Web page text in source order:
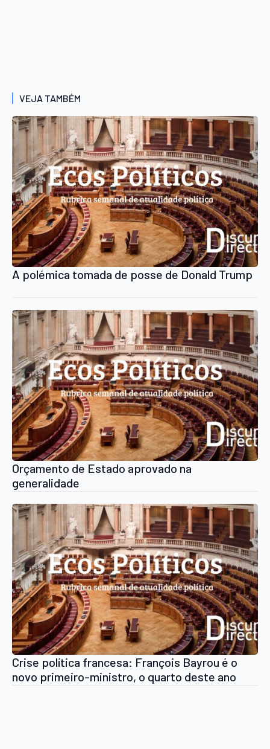
VEJA TAMBÉM
A polémica tomada de posse de Donald Trump
Orçamento de Estado aprovado na
generalidade
Crise política francesa: François Bayrou é o
novo primeiro-ministro, o quarto deste ano